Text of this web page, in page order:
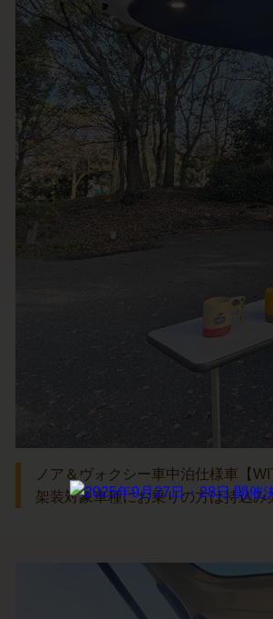
ノア＆ヴォクシー車中泊仕様車【
架装対象車種にお乗りの方は持込み